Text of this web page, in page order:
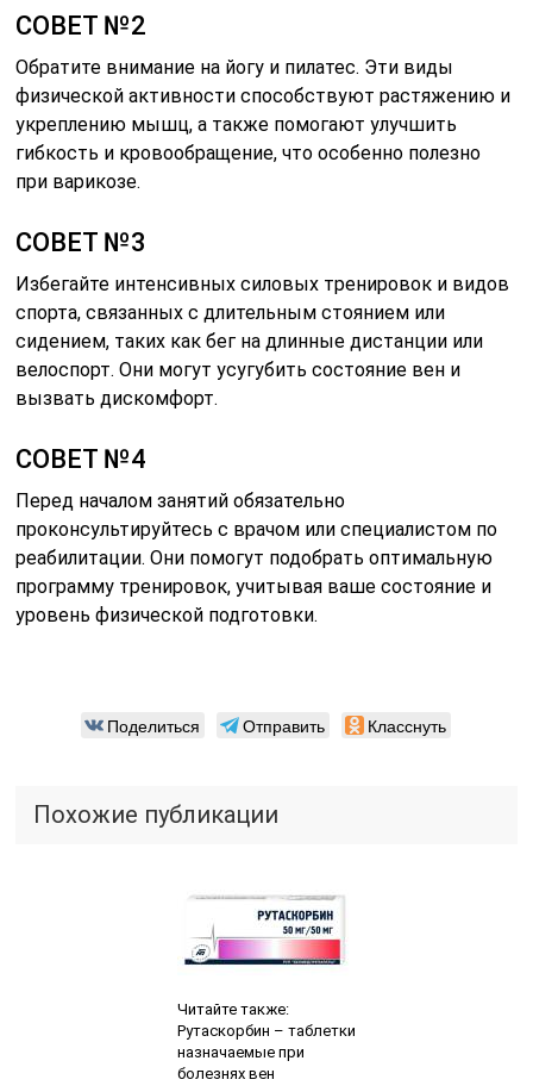
СОВЕТ №2
Обратите внимание на йогу и пилатес. Эти виды
физической активности способствуют растяжению и
укреплению мышц, а также помогают улучшить
гибкость и кровообращение, что особенно полезно
при варикозе.
СОВЕТ №3
Избегайте интенсивных силовых тренировок и видов
спорта, связанных с длительным стоянием или
сидением, таких как бег на длинные дистанции или
велоспорт. Они могут усугубить состояние вен и
вызвать дискомфорт.
СОВЕТ №4
Перед началом занятий обязательно
проконсультируйтесь с врачом или специалистом по
реабилитации. Они помогут подобрать оптимальную
программу тренировок, учитывая ваше состояние и
уровень физической подготовки.
Поделиться Отправить Класснуть
Похожие публикации
Читайте также:
Рутаскорбин – таблетки
назначаемые при
болезнях вен